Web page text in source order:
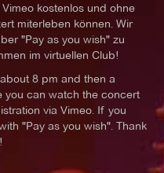
kostenlos und ohne
miterleben können. Wir
"Pay as you wish" zu
im virtuellen Club!
8 pm and then a
you can watch the concert
via Vimeo. If you
"Pay as you wish". Thank